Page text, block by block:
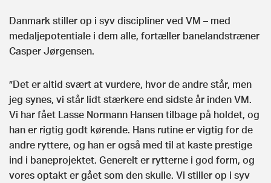
Danmark stiller op i syv discipliner ved VM – med
medaljepotentiale i dem alle, fortæller banelandstræner
Casper Jørgensen.
”Det er altid svært at vurdere, hvor de andre står, men
jeg synes, vi står lidt stærkere end sidste år inden VM.
Vi har fået Lasse Normann Hansen tilbage på holdet, og
han er rigtig godt kørende. Hans rutine er vigtig for de
andre ryttere, og han er også med til at kaste prestige
ind i baneprojektet. Generelt er rytterne i god form, og
vores optakt er gået som den skulle. Vi stiller op i syv